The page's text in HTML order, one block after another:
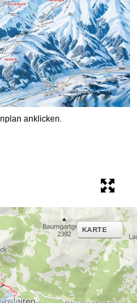
anklicken.
KARTE